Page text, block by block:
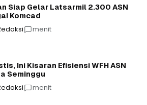
Siap Gelar Latsarmil 2.300 ASN
Komcad
menit
Ini Kisaran Efisiensi WFH ASN
Seminggu
menit